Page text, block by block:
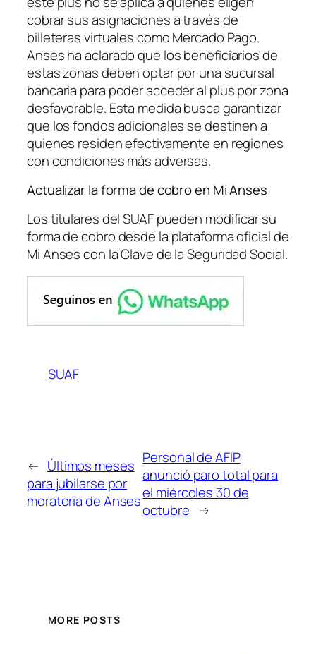
cobrar sus asignaciones a través de
billeteras virtuales como Mercado Pago.
Anses ha aclarado que los beneficiarios de
estas zonas deben optar por una sucursal
bancaria para poder acceder al plus por zona
desfavorable. Esta medida busca garantizar
que los fondos adicionales se destinen a
quienes residen efectivamente en regiones
con condiciones más adversas.
Actualizar la forma de cobro en Mi Anses
Los titulares del SUAF pueden modificar su
forma de cobro desde la plataforma oficial de
Mi Anses con la Clave de la Seguridad Social.
SUAF
← Últimos meses
para jubilarse por
moratoria de Anses
Personal de AFIP
anunció paro total para
el miércoles 30 de
octubre →
MORE POSTS